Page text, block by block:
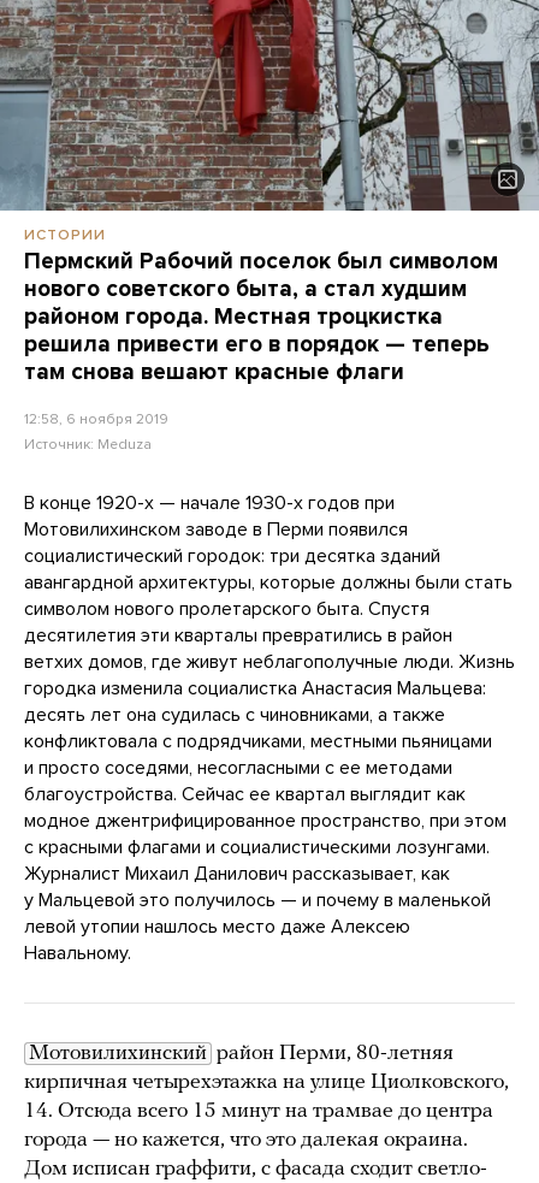
ИСТОРИИ
Пермский Рабочий поселок был символом
нового советского быта, а стал худшим
районом города. Местная троцкистка
решила привести его в порядок — теперь
там снова вешают красные флаги
12:58, 6 ноября 2019
Источник: Meduza
В конце 1920-х — начале 1930-х годов при
Мотовилихинском заводе в Перми появился
социалистический городок: три десятка зданий
авангардной архитектуры, которые должны были стать
символом нового пролетарского быта. Спустя
десятилетия эти кварталы превратились в район
ветхих домов, где живут неблагополучные люди. Жизнь
городка изменила социалистка Анастасия Мальцева:
десять лет она судилась с чиновниками, а также
конфликтовала с подрядчиками, местными пьяницами
и просто соседями, несогласными с ее методами
благоустройства. Сейчас ее квартал выглядит как
модное джентрифицированное пространство, при этом
с красными флагами и социалистическими лозунгами.
Журналист Михаил Данилович рассказывает, как
у Мальцевой это получилось — и почему в маленькой
левой утопии нашлось место даже Алексею
Навальному.
Мотовилихинский район Перми, 80-летняя
кирпичная четырехэтажка на улице Циолковского,
14. Отсюда всего 15 минут на трамвае до центра
города — но кажется, что это далекая окраина.
Дом исписан граффити, с фасада сходит светло-